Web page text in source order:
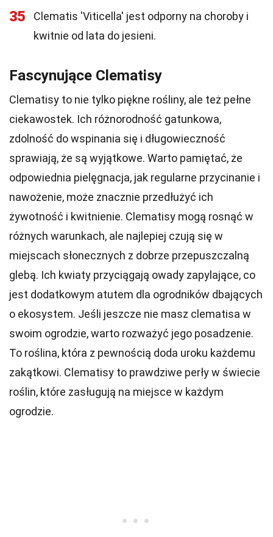
35
Clematis 'Viticella' jest odporny na choroby i
kwitnie od lata do jesieni.
Fascynujące Clematisy
Clematisy to nie tylko piękne rośliny, ale też pełne
ciekawostek. Ich różnorodność gatunkowa,
zdolność do wspinania się i długowieczność
sprawiają, że są wyjątkowe. Warto pamiętać, że
odpowiednia pielęgnacja, jak regularne przycinanie i
nawożenie, może znacznie przedłużyć ich
żywotność i kwitnienie. Clematisy mogą rosnąć w
różnych warunkach, ale najlepiej czują się w
miejscach słonecznych z dobrze przepuszczalną
glebą. Ich kwiaty przyciągają owady zapylające, co
jest dodatkowym atutem dla ogrodników dbających
o ekosystem. Jeśli jeszcze nie masz clematisa w
swoim ogrodzie, warto rozważyć jego posadzenie.
To roślina, która z pewnością doda uroku każdemu
zakątkowi. Clematisy to prawdziwe perły w świecie
roślin, które zasługują na miejsce w każdym
ogrodzie.